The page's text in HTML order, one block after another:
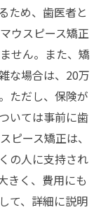
ため、歯医者と
ウスピース矯正
せん。また、矯
な場合は、20万
ただし、保険が
いては事前に歯
ピース矯正は、
の人に支持され
きく、費用にも
て、詳細に説明